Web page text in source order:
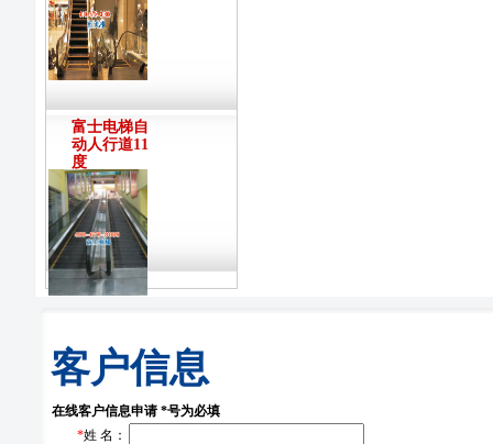
富士电梯自
动人行道11
度
客户信息
在线客户信息申请 *号为必填
*姓 名：